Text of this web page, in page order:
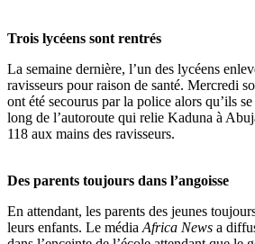
Trois lycéens sont rentrés
La semaine dernière, l’un des lycéens
ravisseurs pour raison de santé. Mercredi
ont été secourus par la police alors qu’ils
long de l’autoroute qui relie Kaduna à
118 aux mains des ravisseurs.
Des parents toujours dans l’angoisse
En attendant, les parents des jeunes
leurs enfants. Le média Africa News a